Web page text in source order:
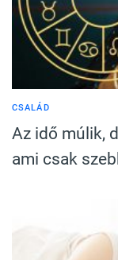
CSALÁD
Az idő múlik,
ami csak